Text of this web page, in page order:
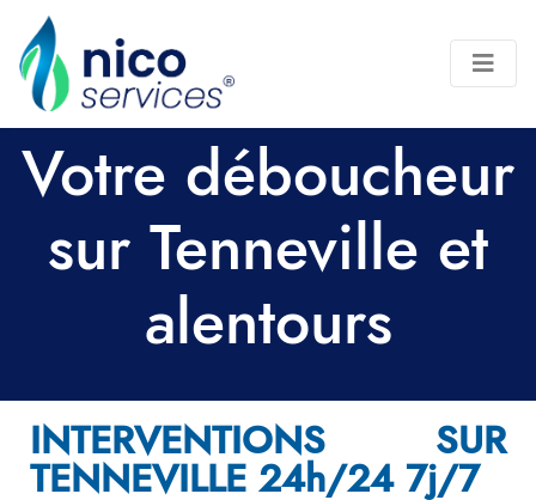
Votre déboucheur
sur Tenneville et
alentours
INTERVENTIONS SUR
TENNEVILLE 24h/24 7j/7